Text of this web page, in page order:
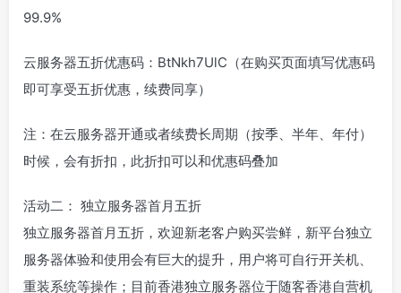
99.9%
云服务器五折优惠码：BtNkh7UlC（在购买页面填写优惠码
即可享受五折优惠，续费同享）
注：在云服务器开通或者续费长周期（按季、半年、年付）
时候，会有折扣，此折扣可以和优惠码叠加
活动二： 独立服务器首月五折
独立服务器首月五折，欢迎新老客户购买尝鲜，新平台独立
服务器体验和使用会有巨大的提升，用户将可自行开关机、
重装系统等操作；目前香港独立服务器位于随客香港自营机